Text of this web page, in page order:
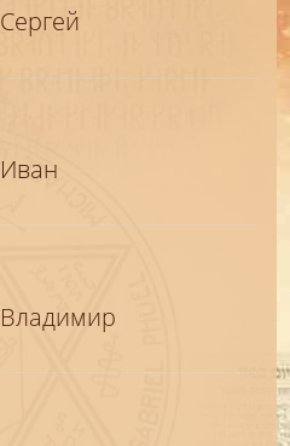
Сергей
Иван
Владимир